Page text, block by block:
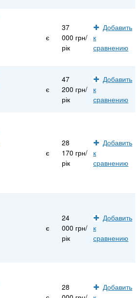
є
37
000 грн/
рік
Добавить
к
сравнению
є
47
200 грн/
рік
Добавить
к
сравнению
є
28
170 грн/
рік
Добавить
к
сравнению
є
24
000 грн/
рік
Добавить
к
сравнению
28
Добавить